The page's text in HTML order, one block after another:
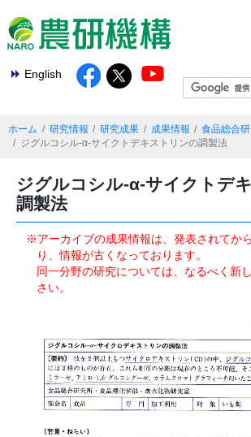
English
ホーム 研究情報 研究成果 成果情報
食品総合
ジグルコシル-α-サイクトデキストリンの調製法
ジグルコシル-α-サイクトデ
調製法
※アーカイブの成果情報は、発表されてか
り、情報が古くなっております。
同一分野の研究については、なるべく新
さい。